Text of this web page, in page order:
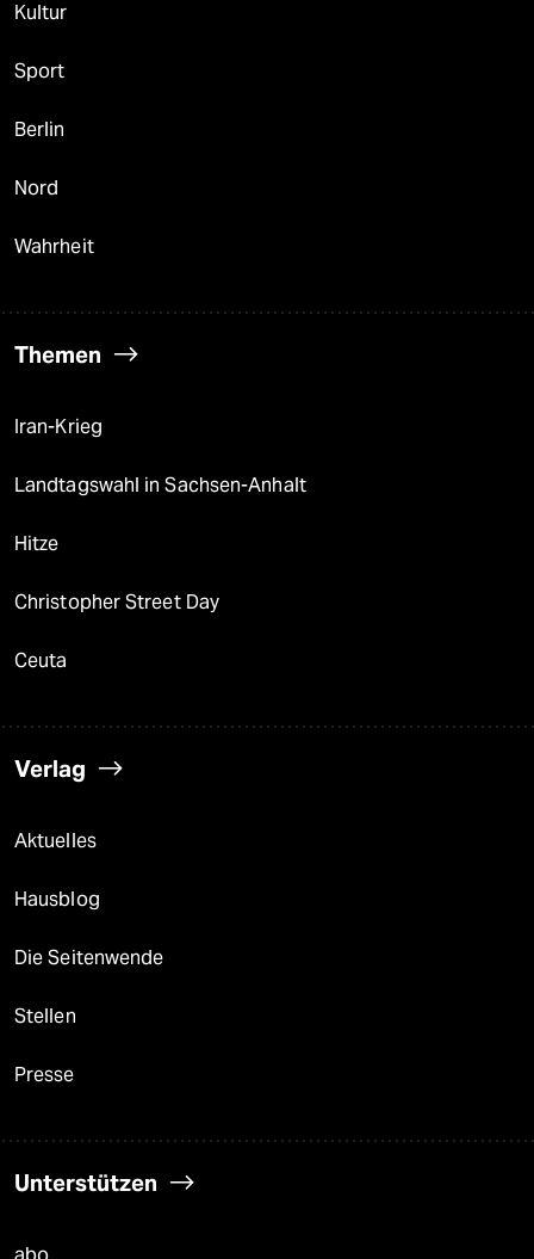
Kultur
Sport
Berlin
Nord
Wahrheit
Themen
Iran-Krieg
Landtagswahl in Sachsen-Anhalt
Hitze
Christopher Street Day
Ceuta
Verlag
Aktuelles
Hausblog
Die Seitenwende
Stellen
Presse
Unterstützen